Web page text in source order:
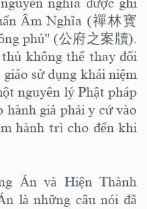
Âm Nghĩa (禪林寳
phủ" (公府之案牘).
không thể thay đổi
sử dụng khái niệm
nguyên lý Phật pháp
giả phải y cứ vào
hành trì cho đến khi
Án và Hiện Thành
là những câu nói đã